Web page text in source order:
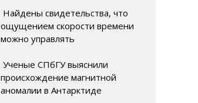
Найдены свидетельства, что
ощущением скорости времени
можно управлять
Ученые СПбГУ выяснили
происхождение магнитной
аномалии в Антарктиде